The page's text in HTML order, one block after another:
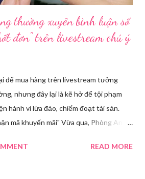
thường xuyên bình luận số
đơn" trên livestream chú ý
để mua hàng trên livestream tưởng
nhưng đây lại là kẽ hở để tội phạm
hành vi lừa đảo, chiếm đoạt tài sản.
mã khuyến mãi" Vừa qua, Phòng An
tiếp nhận đơn trình báo của chị
READ MORE